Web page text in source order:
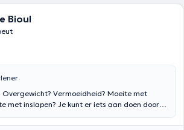
Bioul
Overgewicht? Vermoeidheid? Moeite met
met inslapen? Je kunt er iets aan doen door
met volwassenen van alle leeftijden,